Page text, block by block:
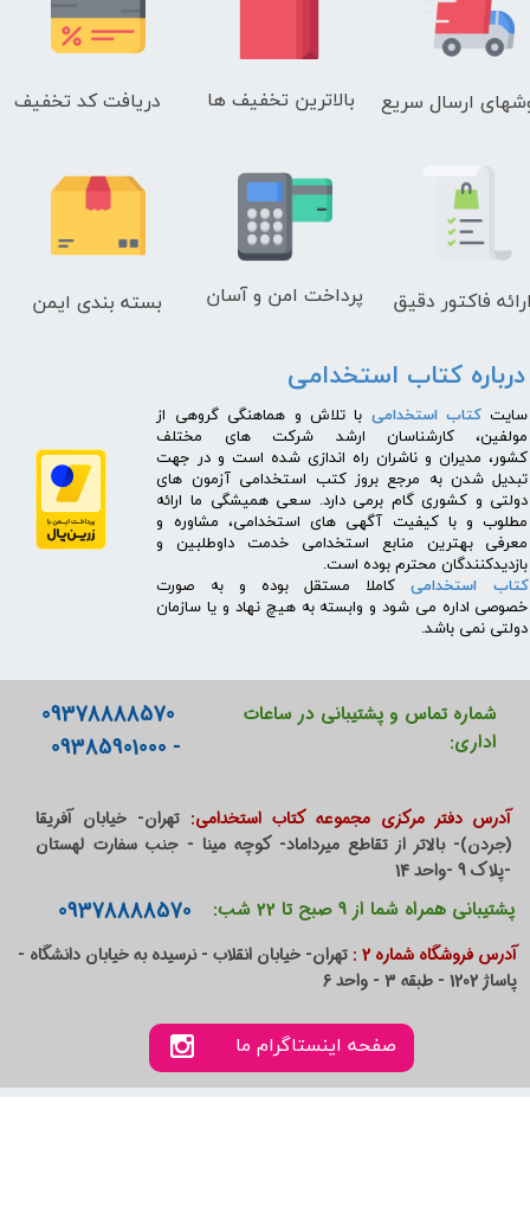
ارسال سریع دریافت کد تخفیف بالاترین تخفیف ها
بسته بندی ایمن فاکتور دقیق پرداخت امن و آسان
درباره کتاب استخدامی
​سایت کتاب استخدامی با تلاش و هماهنگی گروهی از
مولفین، کارشناسان ارشد شرکت های مختلف
کشور، مدیران و ناشران راه اندازی شده است و در جهت
تبدیل شدن به مرجع بروز کتب استخدامی آزمون های
دولتی و کشوری گام برمی دارد. سعی همیشگی ما ارائه
مطلوب و با کیفیت آگهی های استخدامی، مشاوره و
معرفی بهترین منابع استخدامی خدمت داوطلبین و
بازدیدکنندگان محترم بوده است.
کتاب استخدامیکاملا مستقل بوده و به صورت
خصوصی اداره می شود و وابسته به هیچ نهاد و یا سازمان
دولتی نمی باشد.
شماره تماس و پشتیبانی در ساعات
اداری:
09378888570
- 09385901000
آدرس دفتر مرکزی مجموعه کتاب استخدامی: تهران- خیابان آفریقا
(جردن)- بالاتر از تقاطع میرداماد- کوچه مینا - جنب سفارت لهستان
-پلاک 9 -واحد 14
صفحه اینستاگرام ما
پشتیبانی همراه شما از 9 صبح تا 22 شب: 09378888570
آدرس فروشگاه شماره 2 :
تهران- خیابان انقلاب - نرسیده به خیابان دانشگاه -
پاساژ 1202 - طبقه 3 - واحد 6